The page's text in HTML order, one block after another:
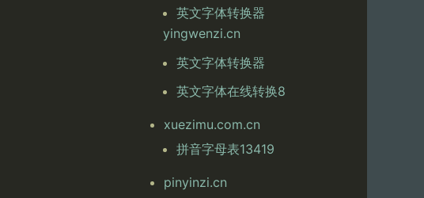
英文字体转换器
yingwenzi.cn
英文字体转换器
英文字体在线转换8
xuezimu.com.cn
拼音字母表13419
pinyinzi.cn